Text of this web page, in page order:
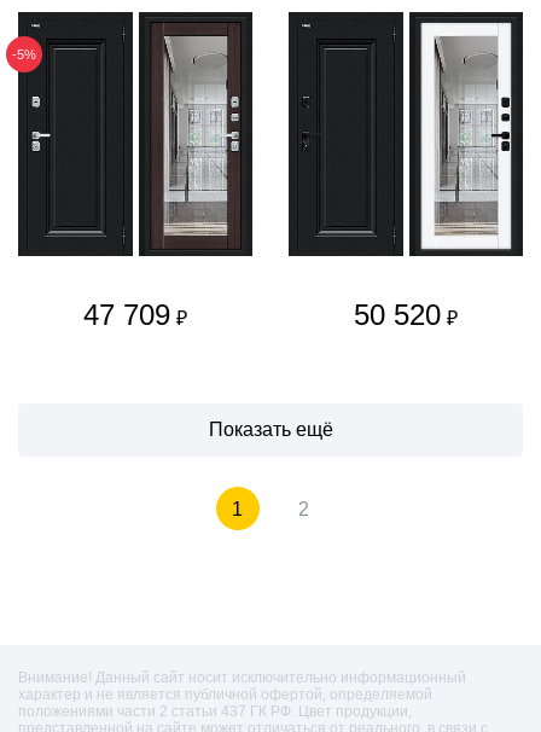
-5%
47 709 ₽ 50 520 ₽
Показать ещё
1 2
Внимание! Данный сайт носит исключительно информационный
характер и не является публичной офертой, определяемой
положениями части 2 статьи 437 ГК РФ. Цвет продукции,
представленной на сайте может отличаться от реального, в связи с